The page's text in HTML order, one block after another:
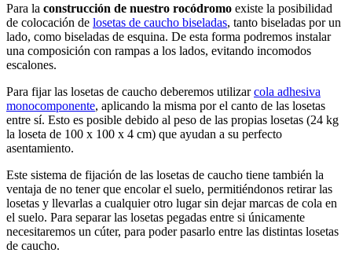
Para la construcción de nuestro rocódromo existe la posibilidad
de colocación de losetas de caucho biseladas, tanto biseladas por un
lado, como biseladas de esquina. De esta forma podremos instalar
una composición con rampas a los lados, evitando incomodos
escalones.
Para fijar las losetas de caucho deberemos utilizarcola adhesiva
monocomponente, aplicando la misma por el canto de las losetas
entre sí. Esto es posible debido al peso de las propias losetas (24 kg
la loseta de 100 x 100 x 4 cm) que ayudan a su perfecto
asentamiento.
Este sistema de fijación de las losetas de caucho tiene también la
ventaja de no tener que encolar el suelo, permitiéndonos retirar las
losetas y llevarlas a cualquier otro lugar sin dejar marcas de cola en
el suelo. Para separar las losetas pegadas entre si únicamente
necesitaremos un cúter, para poder pasarlo entre las distintas losetas
de caucho.